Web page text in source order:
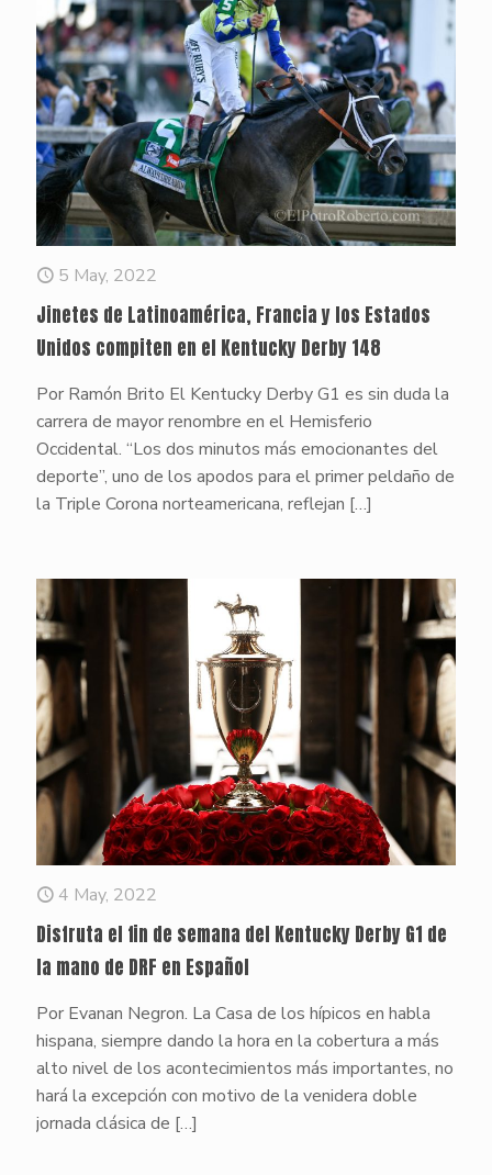
5 May, 2022
Jinetes de Latinoamérica, Francia y los Estados
Unidos compiten en el Kentucky Derby 148
Por Ramón Brito El Kentucky Derby G1 es sin duda la
carrera de mayor renombre en el Hemisferio
Occidental. “Los dos minutos más emocionantes del
deporte”, uno de los apodos para el primer peldaño de
la Triple Corona norteamericana, reflejan […]
4 May, 2022
Disfruta el fin de semana del Kentucky Derby G1 de
la mano de DRF en Español
Por Evanan Negron. La Casa de los hípicos en habla
hispana, siempre dando la hora en la cobertura a más
alto nivel de los acontecimientos más importantes, no
hará la excepción con motivo de la venidera doble
jornada clásica de […]